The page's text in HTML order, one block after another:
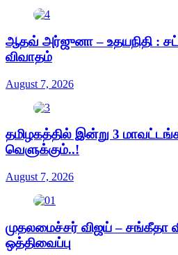
ஆதவ் அர்ஜுனா – உதயநிதி :
விவாதம்
August 7, 2026
தமிழகத்தில் இன்று 3
வெளுக்கும்..!
August 7, 2026
முதலமைச்சர் விஜய் – சங்கீதா
ஒத்திவைப்பு